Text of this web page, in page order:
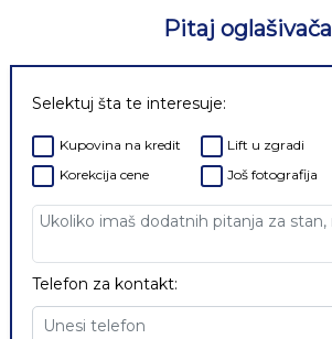
Pitaj oglašivača
Selektuj šta te interesuje:
Kupovina na kredit
Korekcija cene
Lift u zgradi
Još fotografija
Telefon za kontakt: